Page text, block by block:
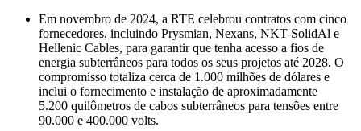
Em novembro de 2024, a RTE celebrou contratos com cinco
fornecedores, incluindo Prysmian, Nexans, NKT-SolidAl e
Hellenic Cables, para garantir que tenha acesso a fios de
energia subterrâneos para todos os seus projetos até 2028. O
compromisso totaliza cerca de 1.000 milhões de dólares e
inclui o fornecimento e instalação de aproximadamente
5.200 quilômetros de cabos subterrâneos para tensões entre
90.000 e 400.000 volts.